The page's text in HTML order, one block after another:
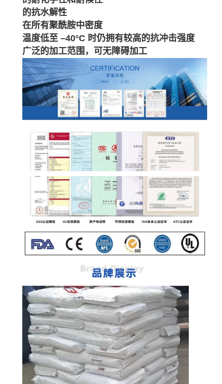
的抗水解性
在所有聚酰胺中密度
温度低至 –40°C 时仍拥有较高的抗冲击强度
广泛的加工范围，可无障碍加工